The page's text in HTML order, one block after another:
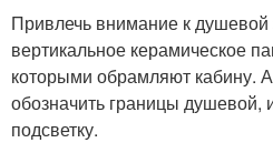
Привлечь внимание к
вертикальное керамическое
которыми обрамляют кабину.
обозначить границы душевой,
подсветку.